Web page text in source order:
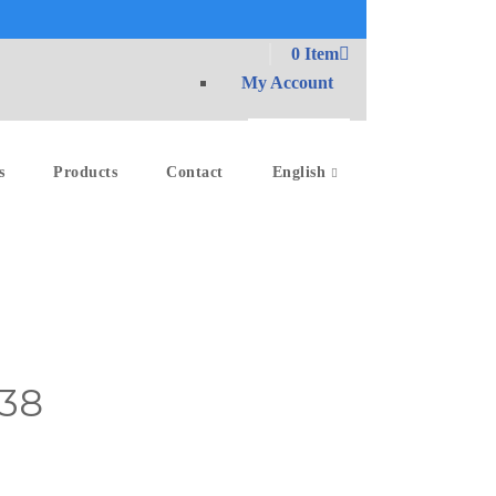
0 Item
My Account
Products Contact English